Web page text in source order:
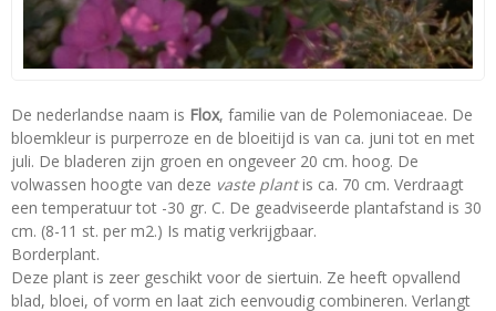
De nederlandse naam is Flox, familie van de Polemoniaceae. De
bloemkleur is purperroze en de bloeitijd is van ca. juni tot en met
juli. De bladeren zijn groen en ongeveer 20 cm. hoog. De
volwassen hoogte van deze vaste plantis ca. 70 cm. Verdraagt
een temperatuur tot -30 gr. C. De geadviseerde plantafstand is 30
cm. (8-11 st. per m2.) Is matig verkrijgbaar.
Borderplant.
Deze plant is zeer geschikt voor de siertuin. Ze heeft opvallend
blad, bloei, of vorm en laat zich eenvoudig combineren. Verlangt